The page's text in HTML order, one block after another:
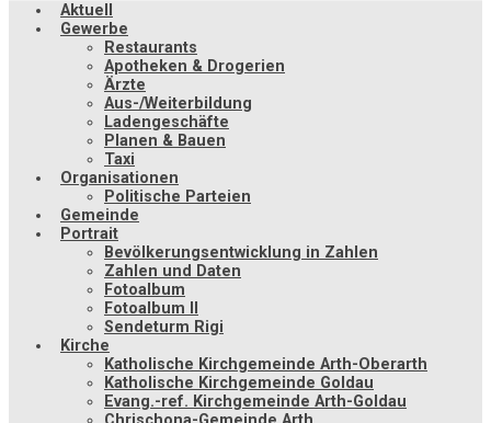
Aktuell
Gewerbe
Restaurants
Apotheken & Drogerien
Ärzte
Aus-/Weiterbildung
Ladengeschäfte
Planen & Bauen
Taxi
Organisationen
Politische Parteien
Gemeinde
Portrait
Bevölkerungsentwicklung in Zahlen
Zahlen und Daten
Fotoalbum
Fotoalbum II
Sendeturm Rigi
Kirche
Katholische Kirchgemeinde Arth-Oberarth
Katholische Kirchgemeinde Goldau
Evang.-ref. Kirchgemeinde Arth-Goldau